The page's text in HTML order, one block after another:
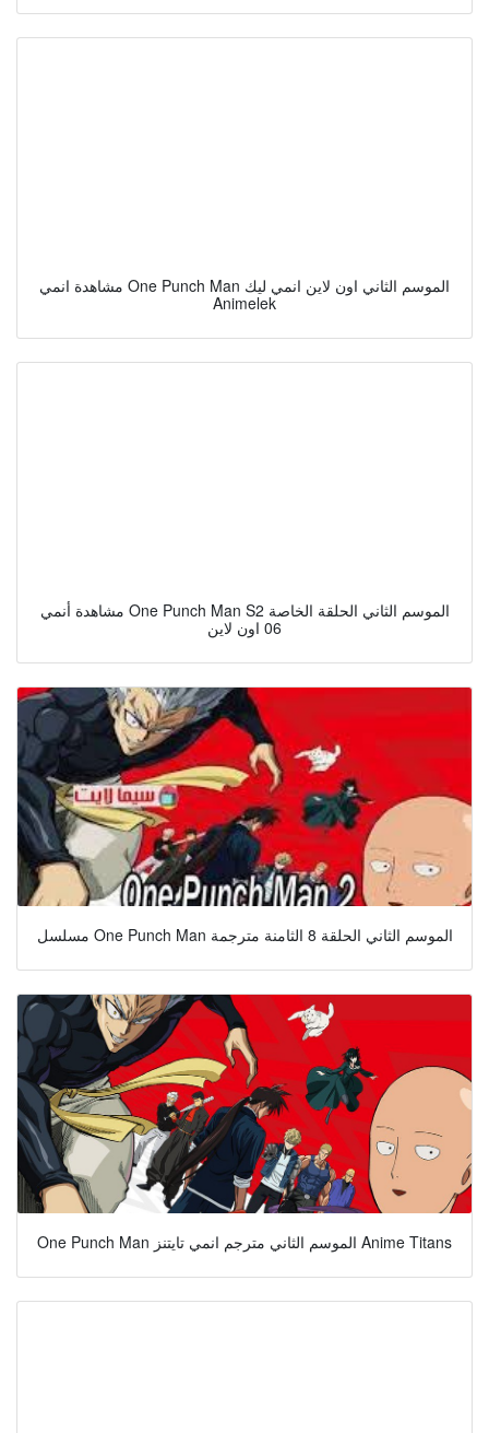
مشاهدة انمي One Punch Man الموسم الثاني اون لاين انمي ليك
Animelek
مشاهدة أنمي One Punch Man S2 الموسم الثاني الحلقة الخاصة
06 اون لاين
مسلسل One Punch Man الموسم الثاني الحلقة 8 الثامنة مترجمة
One Punch Man الموسم الثاني مترجم انمي تايتنز Anime Titans